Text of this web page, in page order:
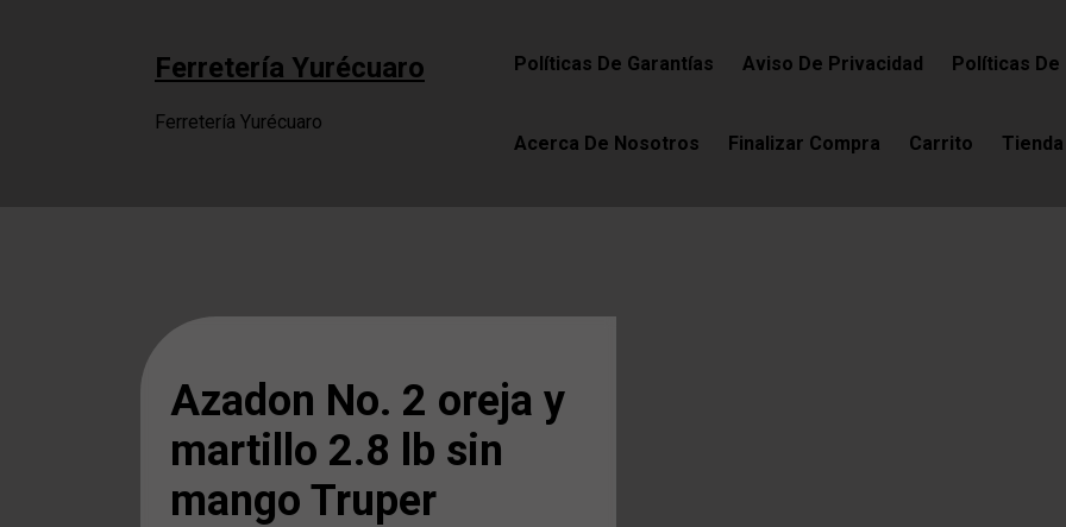
Ferretería Yurécuaro
Ferretería Yurécuaro
Políticas De Garantías Aviso De Privacidad Políticas De
Acerca De Nosotros Finalizar Compra Carrito
Azadon No. 2 oreja y
martillo 2.8 lb sin
mango Truper